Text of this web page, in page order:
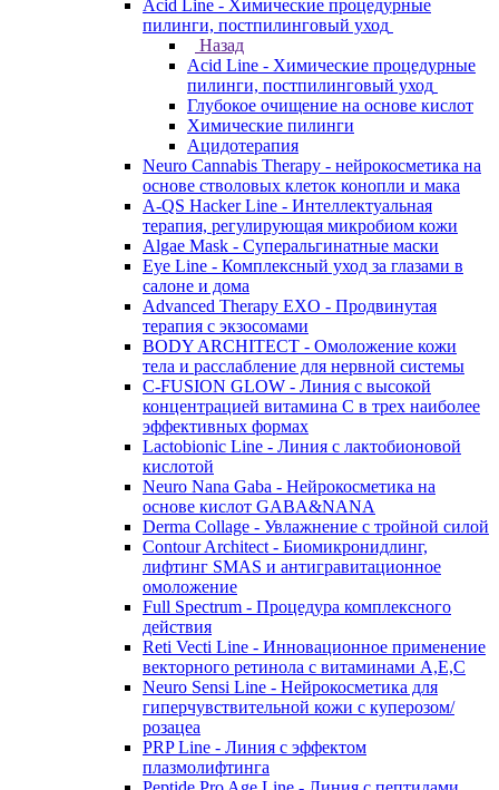
Acid Line - Химические процедурные
пилинги, постпилинговый уход
Назад
Acid Line - Химические процедурные
пилинги, постпилинговый уход
Глубокое очищение на основе кислот
Химические пилинги
Ацидотерапия
Neuro Cannabis Therapy - нейрокосметика на
основе стволовых клеток конопли и мака
A-QS Hacker Line - Интеллектуальная
терапия, регулирующая микробиом кожи
Algae Mask - Суперальгинатные маски
Eye Line - Комплексный уход за глазами в
салоне и дома
Advanced Therapy EXO - Продвинутая
терапия с экзосомами
BODY ARCHITECT - Омоложение кожи
тела и расслабление для нервной системы
C-FUSION GLOW - Линия с высокой
концентрацией витамина C в трех наиболее
эффективных формах
Lactobionic Line - Линия с лактобионовой
кислотой
Neuro Nana Gaba - Нейрокосметика на
основе кислот GABA&NANA
Derma Collage - Увлажнение с тройной силой
Contour Architect - Биомикронидлинг,
лифтинг SMAS и антигравитационное
омоложение
Full Spectrum - Процедура комплексного
действия
Reti Vecti Line - Инновационное применение
векторного ретинола с витаминами A,Е,С
Neuro Sensi Line - Нейрокосметика для
гиперчувствительной кожи с куперозом/
розацеа
PRP Line - Линия с эффектом
плазмолифтинга